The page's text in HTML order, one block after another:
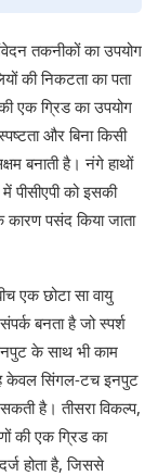
तकनीकों का उपयोग
की निकटता का पता
एक ग्रिड का उपयोग
और बिना किसी
बनाती है। नंगे हाथों
पीसीएपी को इसकी
कारण पसंद किया जाता
एक छोटा सा वायु
बनता है जो स्पर्श
के साथ भी काम
केवल सिंगल-टच इनपुट
है। तीसरा विकल्प,
की एक ग्रिड का
होता है, जिससे